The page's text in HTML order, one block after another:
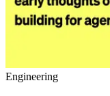
Engineering